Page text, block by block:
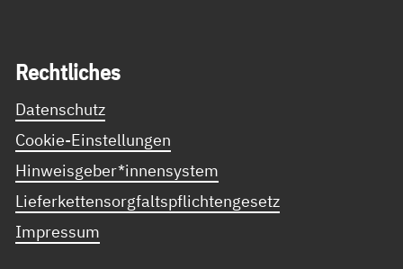
Recht­li­ches
Datenschutz
Cookie-Einstellungen
Hinweisgeber*innensystem
Lieferkettensorgfaltspflichtengesetz
Impressum